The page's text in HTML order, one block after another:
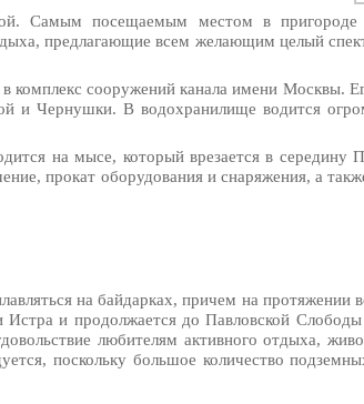
Самым посещаемым местом в пригороде
предлагающие всем желающим целый
комплекс сооружений канала имени Москвы.
Чернушки. В водохранилище водится
на мысе, который врезается в середину
прокат оборудования и снаряжения, а
на байдарках, причем на
и продолжается до Павловской
любителям активного отдыха,
поскольку большое количество